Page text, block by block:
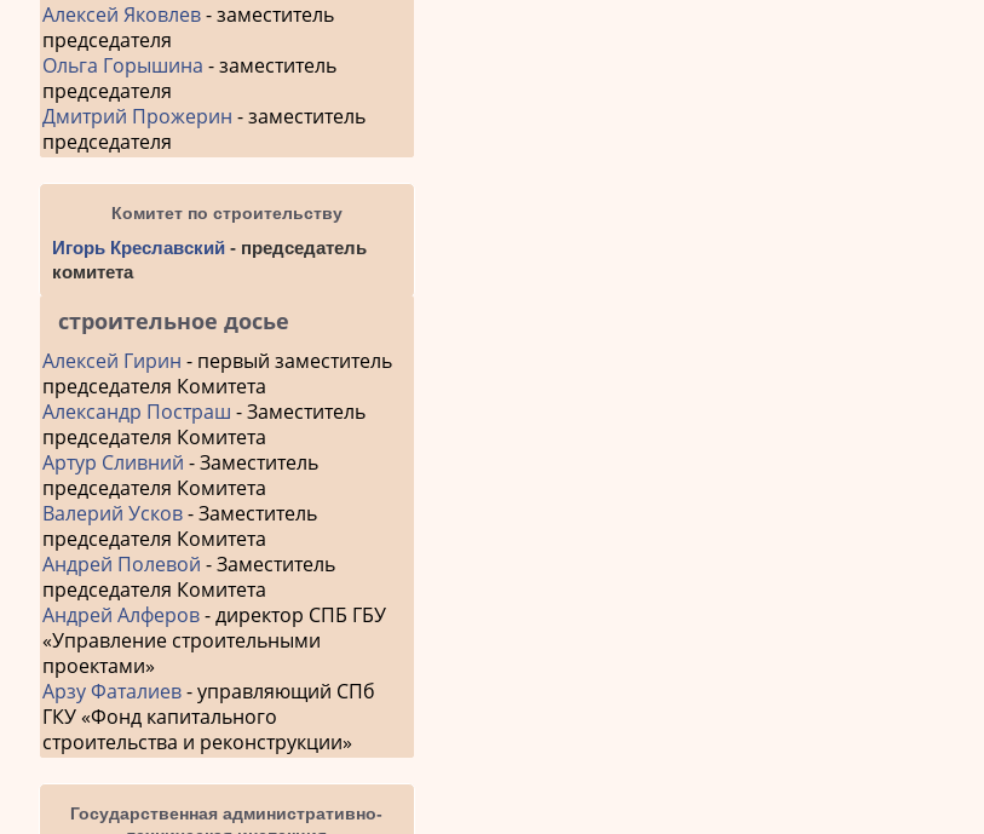
Алексей Яковлев- заместитель
председателя
Ольга Горышина - заместитель
председателя
Дмитрий Прожерин - заместитель
председателя
Комитет по строительству
Игорь Креславский - председатель
комитета
строительное досье
Алексей Гирин - первый заместитель
председателя Комитета
Александр Постраш - Заместитель
председателя Комитета
Артур Сливний - Заместитель
председателя Комитета
Валерий Усков- Заместитель
председателя Комитета
Андрей Полевой - Заместитель
председателя Комитета
Андрей Алферов- директор СПБ ГБУ
«Управление строительными
проектами»
Арзу Фаталиев- управляющий СПб
ГКУ «Фонд капитального
строительства и реконструкции»
Государственная административно-